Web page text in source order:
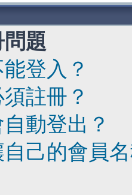
題
登入？
註冊？
動登出？
己的會員